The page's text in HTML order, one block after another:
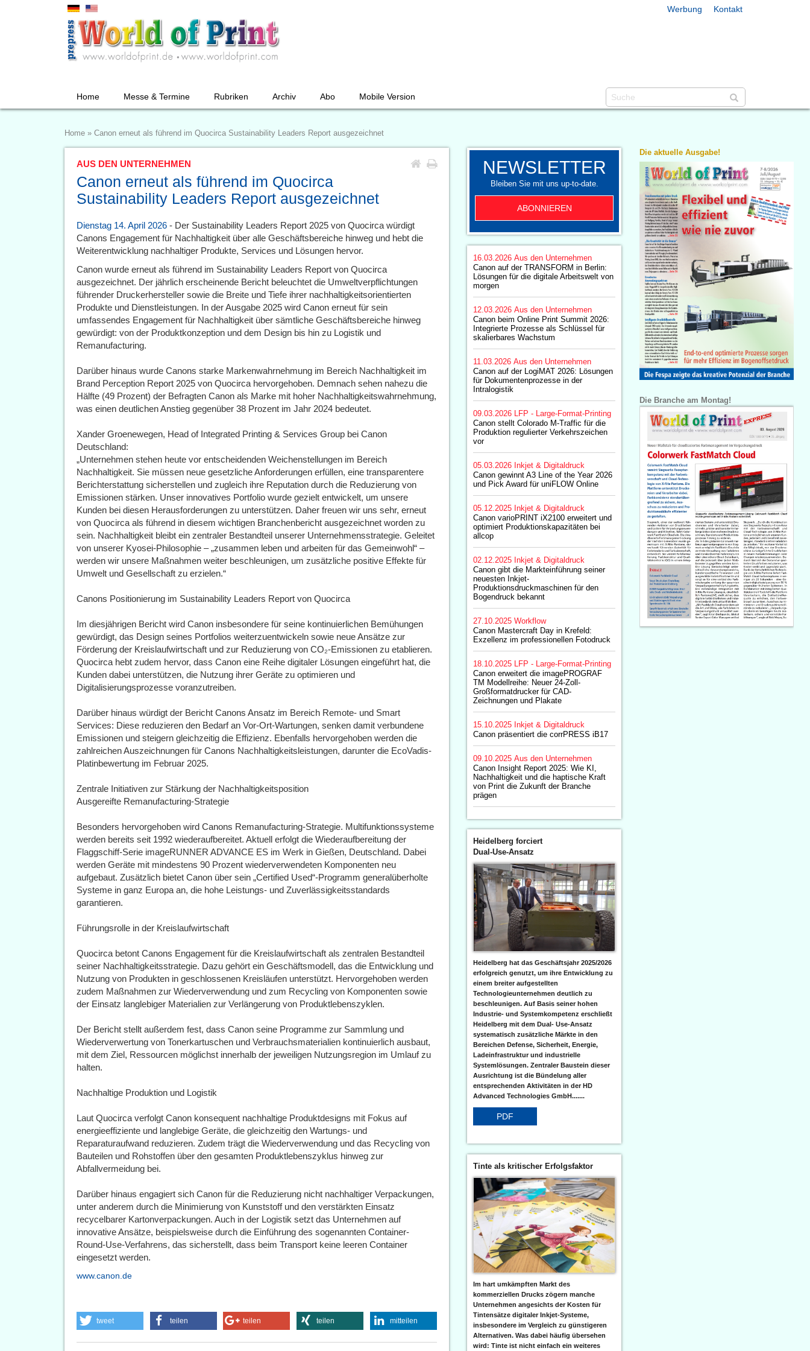
Werbung Kontakt
Home Messe & Termine Rubriken Archiv Abo Mobile Version
Home » Canon erneut als führend im Quocirca Sustainability Leaders Report ausgezeichnet
AUS DEN UNTERNEHMEN
Canon erneut als führend im Quocirca
Sustainability Leaders Report ausgezeichnet
Dienstag 14. April 2026 - Der Sustainability Leaders Report 2025 von Quocirca würdigt
Canons Engagement für Nachhaltigkeit über alle Geschäftsbereiche hinweg und hebt die
Weiterentwicklung nachhaltiger Produkte, Services und Lösungen hervor.
Canon wurde erneut als führend im Sustainability Leaders Report von Quocirca
ausgezeichnet. Der jährlich erscheinende Bericht beleuchtet die Umweltverpflichtungen
führender Druckerhersteller sowie die Breite und Tiefe ihrer nachhaltigkeitsorientierten
Produkte und Dienstleistungen. In der Ausgabe 2025 wird Canon erneut für sein
umfassendes Engagement für Nachhaltigkeit über sämtliche Geschäftsbereiche hinweg
gewürdigt: von der Produktkonzeption und dem Design bis hin zu Logistik und
Remanufacturing.
Darüber hinaus wurde Canons starke Markenwahrnehmung im Bereich Nachhaltigkeit im
Brand Perception Report 2025 von Quocirca hervorgehoben. Demnach sehen nahezu die
Hälfte (49 Prozent) der Befragten Canon als Marke mit hoher Nachhaltigkeitswahrnehmung,
was einen deutlichen Anstieg gegenüber 38 Prozent im Jahr 2024 bedeutet.
Xander Groenewegen, Head of Integrated Printing & Services Group bei Canon
Deutschland:
„Unternehmen stehen heute vor entscheidenden Weichenstellungen im Bereich
Nachhaltigkeit. Sie müssen neue gesetzliche Anforderungen erfüllen, eine transparentere
Berichterstattung sicherstellen und zugleich ihre Reputation durch die Reduzierung von
Emissionen stärken. Unser innovatives Portfolio wurde gezielt entwickelt, um unsere
Kunden bei diesen Herausforderungen zu unterstützen. Daher freuen wir uns sehr, erneut
von Quocirca als führend in diesem wichtigen Branchenbericht ausgezeichnet worden zu
sein. Nachhaltigkeit bleibt ein zentraler Bestandteil unserer Unternehmensstrategie. Geleitet
von unserer Kyosei-Philosophie – „zusammen leben und arbeiten für das Gemeinwohl“ –
werden wir unsere Maßnahmen weiter beschleunigen, um zusätzliche positive Effekte für
Umwelt und Gesellschaft zu erzielen.“
Canons Positionierung im Sustainability Leaders Report von Quocirca
Im diesjährigen Bericht wird Canon insbesondere für seine kontinuierlichen Bemühungen
gewürdigt, das Design seines Portfolios weiterzuentwickeln sowie neue Ansätze zur
Förderung der Kreislaufwirtschaft und zur Reduzierung von CO₂-Emissionen zu etablieren.
Quocirca hebt zudem hervor, dass Canon eine Reihe digitaler Lösungen eingeführt hat, die
Kunden dabei unterstützen, die Nutzung ihrer Geräte zu optimieren und
Digitalisierungsprozesse voranzutreiben.
Darüber hinaus würdigt der Bericht Canons Ansatz im Bereich Remote- und Smart
Services: Diese reduzieren den Bedarf an Vor-Ort-Wartungen, senken damit verbundene
Emissionen und steigern gleichzeitig die Effizienz. Ebenfalls hervorgehoben werden die
zahlreichen Auszeichnungen für Canons Nachhaltigkeitsleistungen, darunter die EcoVadis-
Platinbewertung im Februar 2025.
Zentrale Initiativen zur Stärkung der Nachhaltigkeitsposition
Ausgereifte Remanufacturing-Strategie
Besonders hervorgehoben wird Canons Remanufacturing-Strategie. Multifunktionssysteme
werden bereits seit 1992 wiederaufbereitet. Aktuell erfolgt die Wiederaufbereitung der
Flaggschiff-Serie imageRUNNER ADVANCE ES im Werk in Gießen, Deutschland. Dabei
werden Geräte mit mindestens 90 Prozent wiederverwendeten Komponenten neu
aufgebaut. Zusätzlich bietet Canon über sein „Certified Used“-Programm generalüberholte
Systeme in ganz Europa an, die hohe Leistungs- und Zuverlässigkeitsstandards
garantieren.
Führungsrolle in der Kreislaufwirtschaft
Quocirca betont Canons Engagement für die Kreislaufwirtschaft als zentralen Bestandteil
seiner Nachhaltigkeitsstrategie. Dazu gehört ein Geschäftsmodell, das die Entwicklung und
Nutzung von Produkten in geschlossenen Kreisläufen unterstützt. Hervorgehoben werden
zudem Maßnahmen zur Wiederverwendung und zum Recycling von Komponenten sowie
der Einsatz langlebiger Materialien zur Verlängerung von Produktlebenszyklen.
Der Bericht stellt außerdem fest, dass Canon seine Programme zur Sammlung und
Wiederverwertung von Tonerkartuschen und Verbrauchsmaterialien kontinuierlich ausbaut,
mit dem Ziel, Ressourcen möglichst innerhalb der jeweiligen Nutzungsregion im Umlauf zu
halten.
Nachhaltige Produktion und Logistik
Laut Quocirca verfolgt Canon konsequent nachhaltige Produktdesigns mit Fokus auf
energieeffiziente und langlebige Geräte, die gleichzeitig den Wartungs- und
Reparaturaufwand reduzieren. Zudem trägt die Wiederverwendung und das Recycling von
Bauteilen und Rohstoffen über den gesamten Produktlebenszyklus hinweg zur
Abfallvermeidung bei.
Darüber hinaus engagiert sich Canon für die Reduzierung nicht nachhaltiger Verpackungen,
unter anderem durch die Minimierung von Kunststoff und den verstärkten Einsatz
recycelbarer Kartonverpackungen. Auch in der Logistik setzt das Unternehmen auf
innovative Ansätze, beispielsweise durch die Einführung des sogenannten Container-
Round-Use-Verfahrens, das sicherstellt, dass beim Transport keine leeren Container
eingesetzt werden.
www.canon.de
tweet teilen teilen teilen mitteilen
NEWSLETTER
Bleiben Sie mit uns up-to-date.
ABONNIEREN
16.03.2026 Aus den Unternehmen
Canon auf der TRANSFORM in Berlin:
Lösungen für die digitale Arbeitswelt von
morgen
12.03.2026 Aus den Unternehmen
Canon beim Online Print Summit 2026:
Integrierte Prozesse als Schlüssel für
skalierbares Wachstum
11.03.2026 Aus den Unternehmen
Canon auf der LogiMAT 2026: Lösungen
für Dokumentenprozesse in der
Intralogistik
09.03.2026
LFP - Large-Format-Printing
Canon stellt Colorado M-Traffic für die
Produktion regulierter Verkehrszeichen
vor
05.03.2026 Inkjet & Digitaldruck
Canon gewinnt A3 Line of the Year 2026
und Pick Award für uniFLOW Online
05.12.2025 Inkjet & Digitaldruck
Canon varioPRINT iX2100 erweitert und
optimiert Produktionskapazitäten bei
allcop
02.12.2025 Inkjet & Digitaldruck
Canon gibt die Markteinführung seiner
neuesten Inkjet-
Produktionsdruckmaschinen für den
Bogendruck bekannt
27.10.2025 Workflow
Canon Mastercraft Day in Krefeld:
Exzellenz im professionellen Fotodruck
18.10.2025
LFP - Large-Format-Printing
Canon erweitert die imagePROGRAF
TM Modellreihe: Neuer 24-Zoll-
Großformatdrucker für CAD-
Zeichnungen und Plakate
15.10.2025 Inkjet & Digitaldruck
Canon präsentiert die corrPRESS iB17
09.10.2025 Aus den Unternehmen
Canon Insight Report 2025: Wie KI,
Nachhaltigkeit und die haptische Kraft
von Print die Zukunft der Branche
prägen
Heidelberg forciert
Dual-Use-Ansatz
Heidelberg hat das Geschäftsjahr 2025/2026
erfolgreich genutzt, um ihre Entwicklung zu
einem breiter aufgestellten
Technologieunternehmen deutlich zu
beschleunigen. Auf Basis seiner hohen
Industrie- und Systemkompetenz erschließt
Heidelberg mit dem Dual- Use-Ansatz
systematisch zusätzliche Märkte in den
Bereichen Defense, Sicherheit, Energie,
Ladeinfrastruktur und industrielle
Systemlösungen. Zentraler Baustein dieser
Ausrichtung ist die Bündelung aller
entsprechenden Aktivitäten in der HD
Advanced Technologies GmbH.......
PDF
Tinte als kritischer Erfolgsfaktor
Im hart umkämpften Markt des
kommerziellen Drucks zögern manche
Unternehmen angesichts der Kosten für
Tintensätze digitaler Inkjet-Systeme,
insbesondere im Vergleich zu günstigeren
Alternativen. Was dabei häufig übersehen
wird: Tinte ist nicht einfach ein weiteres
Die aktuelle Ausgabe!
Die Branche am Montag!